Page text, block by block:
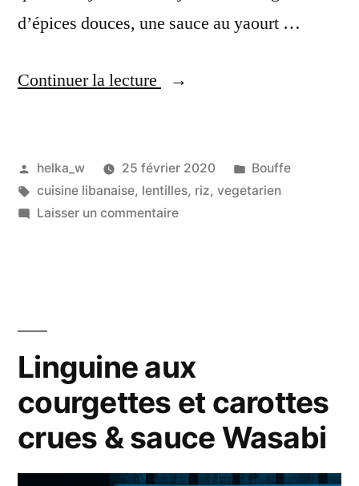
d’épices douces, une sauce au yaourt …
Continuer la lecture
« Riz
à
la
Yaourt
&
Croustillants »
Publié
par
helka_w 25 février 2020
Publié
dans
Bouffe
Étiquettes :
cuisine libanaise, lentilles, riz, vegetarien
Laisser un commentairesur
Keftas,
Sauce
au
Yaourt
Oignons
Linguine aux
courgettes et carottes
crues & sauce Wasabi